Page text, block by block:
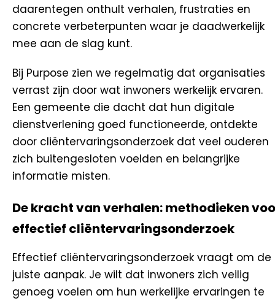
daarentegen onthult verhalen, frustraties en
concrete verbeterpunten waar je daadwerkelijk
mee aan de slag kunt.
Bij Purpose zien we regelmatig dat organisaties
verrast zijn door wat inwoners werkelijk ervaren.
Een gemeente die dacht dat hun digitale
dienstverlening goed functioneerde, ontdekte
door cliëntervaringsonderzoek dat veel ouderen
zich buitengesloten voelden en belangrijke
informatie misten.
De kracht van verhalen: methodieken
effectief cliëntervaringsonderzoek
Effectief cliëntervaringsonderzoek vraagt om de
juiste aanpak. Je wilt dat inwoners zich veilig
genoeg voelen om hun werkelijke ervaringen te